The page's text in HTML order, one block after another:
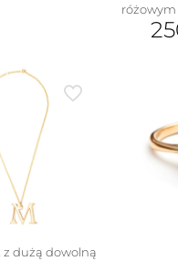
Opcje
można
wybrać
stronie
produktu
różowym
z dużą dowolną